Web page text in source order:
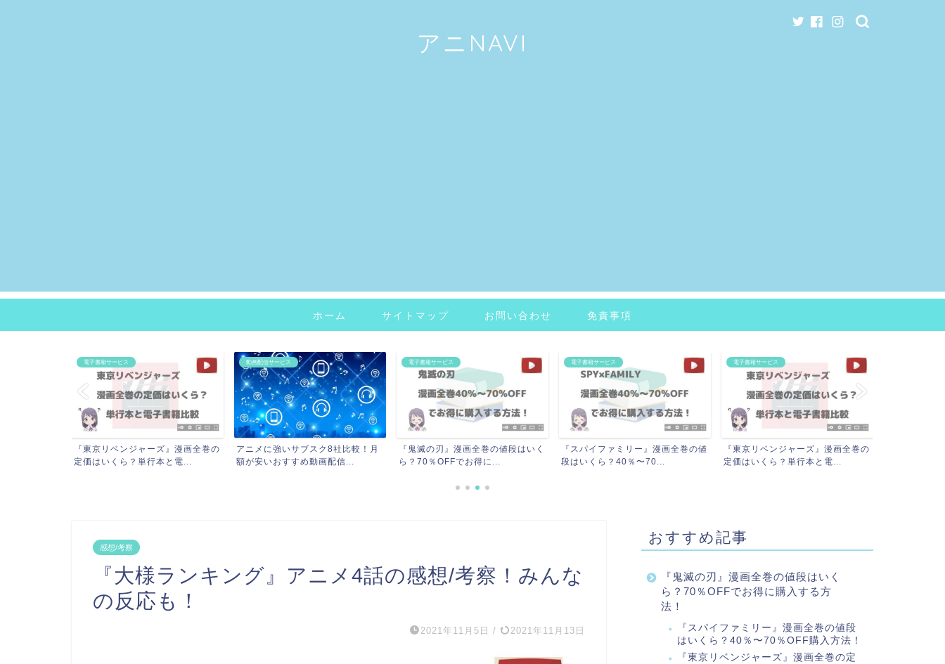
アニNAVI
ホーム サイトマップ お問い合わせ 免責事項
動画配信サービス
アニメに強いサブスク8社比較！月
額が安いおすすめ動画配信...
電子書籍サービス
『鬼滅の刃』漫画全巻の値段はいく
ら？70％OFFでお得に...
電子書籍サービス
『スパイファミリー』漫画全巻の値
段はいくら？40％〜70...
電子書籍サービス
『東京リベンジャーズ』漫画全巻の
定価はいくら？単行本と電...
動画配信サービス
アニメに強いサブスク8社比較！月
額が安いおすすめ動画配信...
感想/考察
『大様ランキング』アニメ4話の感想/考察！みんな
の反応も！
2021年11月5日 / 2021年11月13日
おすすめ記事
『鬼滅の刃』漫画全巻の値段はいく
ら？70％OFFでお得に購入する方
法！
『スパイファミリー』漫画全巻の値段
はいくら？40％〜70％OFF購入方法！
『東京リベンジャーズ』漫画全巻の定